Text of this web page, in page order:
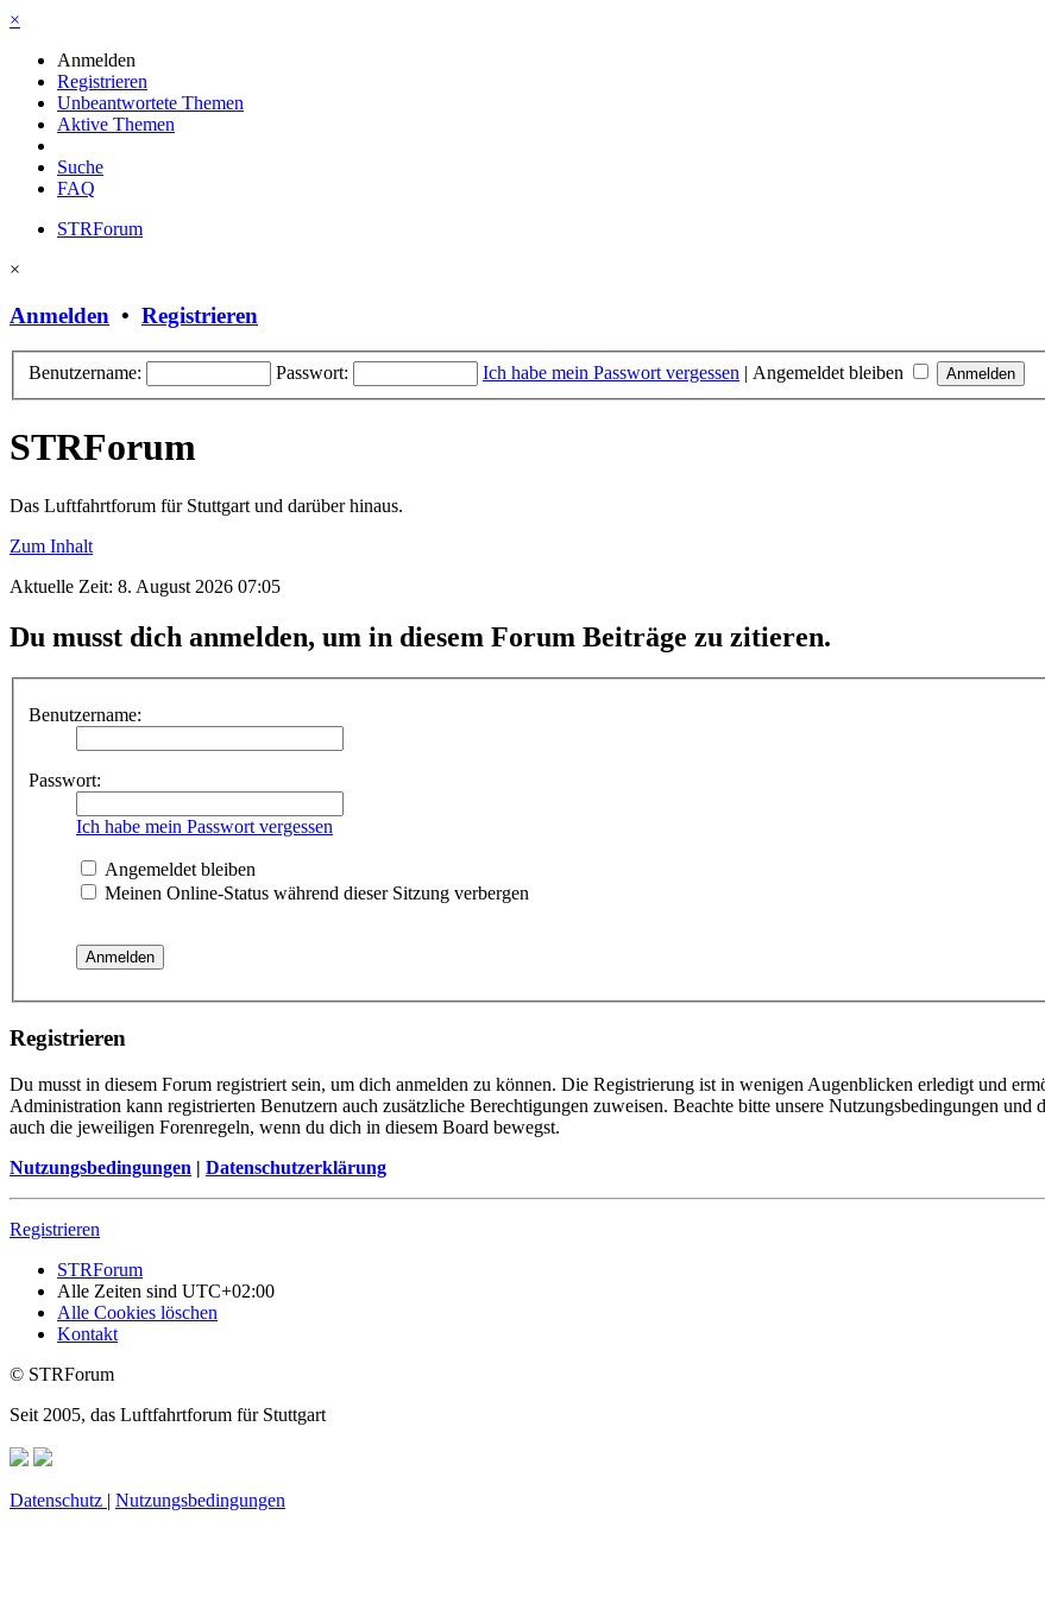
×
Anmelden
Registrieren
Unbeantwortete Themen
Aktive Themen
Suche
FAQ
STRForum
×
Anmelden • Registrieren
Benutzername: Passwort: Ich habe mein Passwort vergessen | Angemeldet bleiben
STRForum
Das Luftfahrtforum für Stuttgart und darüber hinaus.
Zum Inhalt
Aktuelle Zeit: 8. August 2026 07:05
Du musst dich anmelden, um in diesem Forum Beiträge zu zitieren.
Benutzername:
Passwort:
Ich habe mein Passwort vergessen
Angemeldet bleiben
Meinen Online-Status während dieser Sitzung verbergen
Registrieren
Du musst in diesem Forum registriert sein, um dich anmelden zu können. Die Registrierung ist in wenigen Augenblicken erledigt und
Administration kann registrierten Benutzern auch zusätzliche Berechtigungen zuweisen. Beachte bitte unsere Nutzungsbedingungen
auch die jeweiligen Forenregeln, wenn du dich in diesem Board bewegst.
Nutzungsbedingungen | Datenschutzerklärung
Registrieren
STRForum
Alle Zeiten sind UTC+02:00
Alle Cookies löschen
Kontakt
© STRForum
Seit 2005, das Luftfahrtforum für Stuttgart
Datenschutz | Nutzungsbedingungen